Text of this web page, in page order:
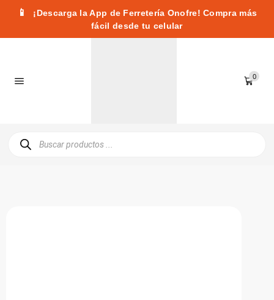
📱
¡Descarga la App de Ferretería Onofre! Compra más
fácil desde tu celular
0